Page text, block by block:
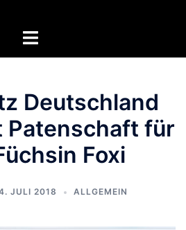
Menü
Deutschland
Patenschaft für
Foxi
JULI 2018 ALLGEMEIN